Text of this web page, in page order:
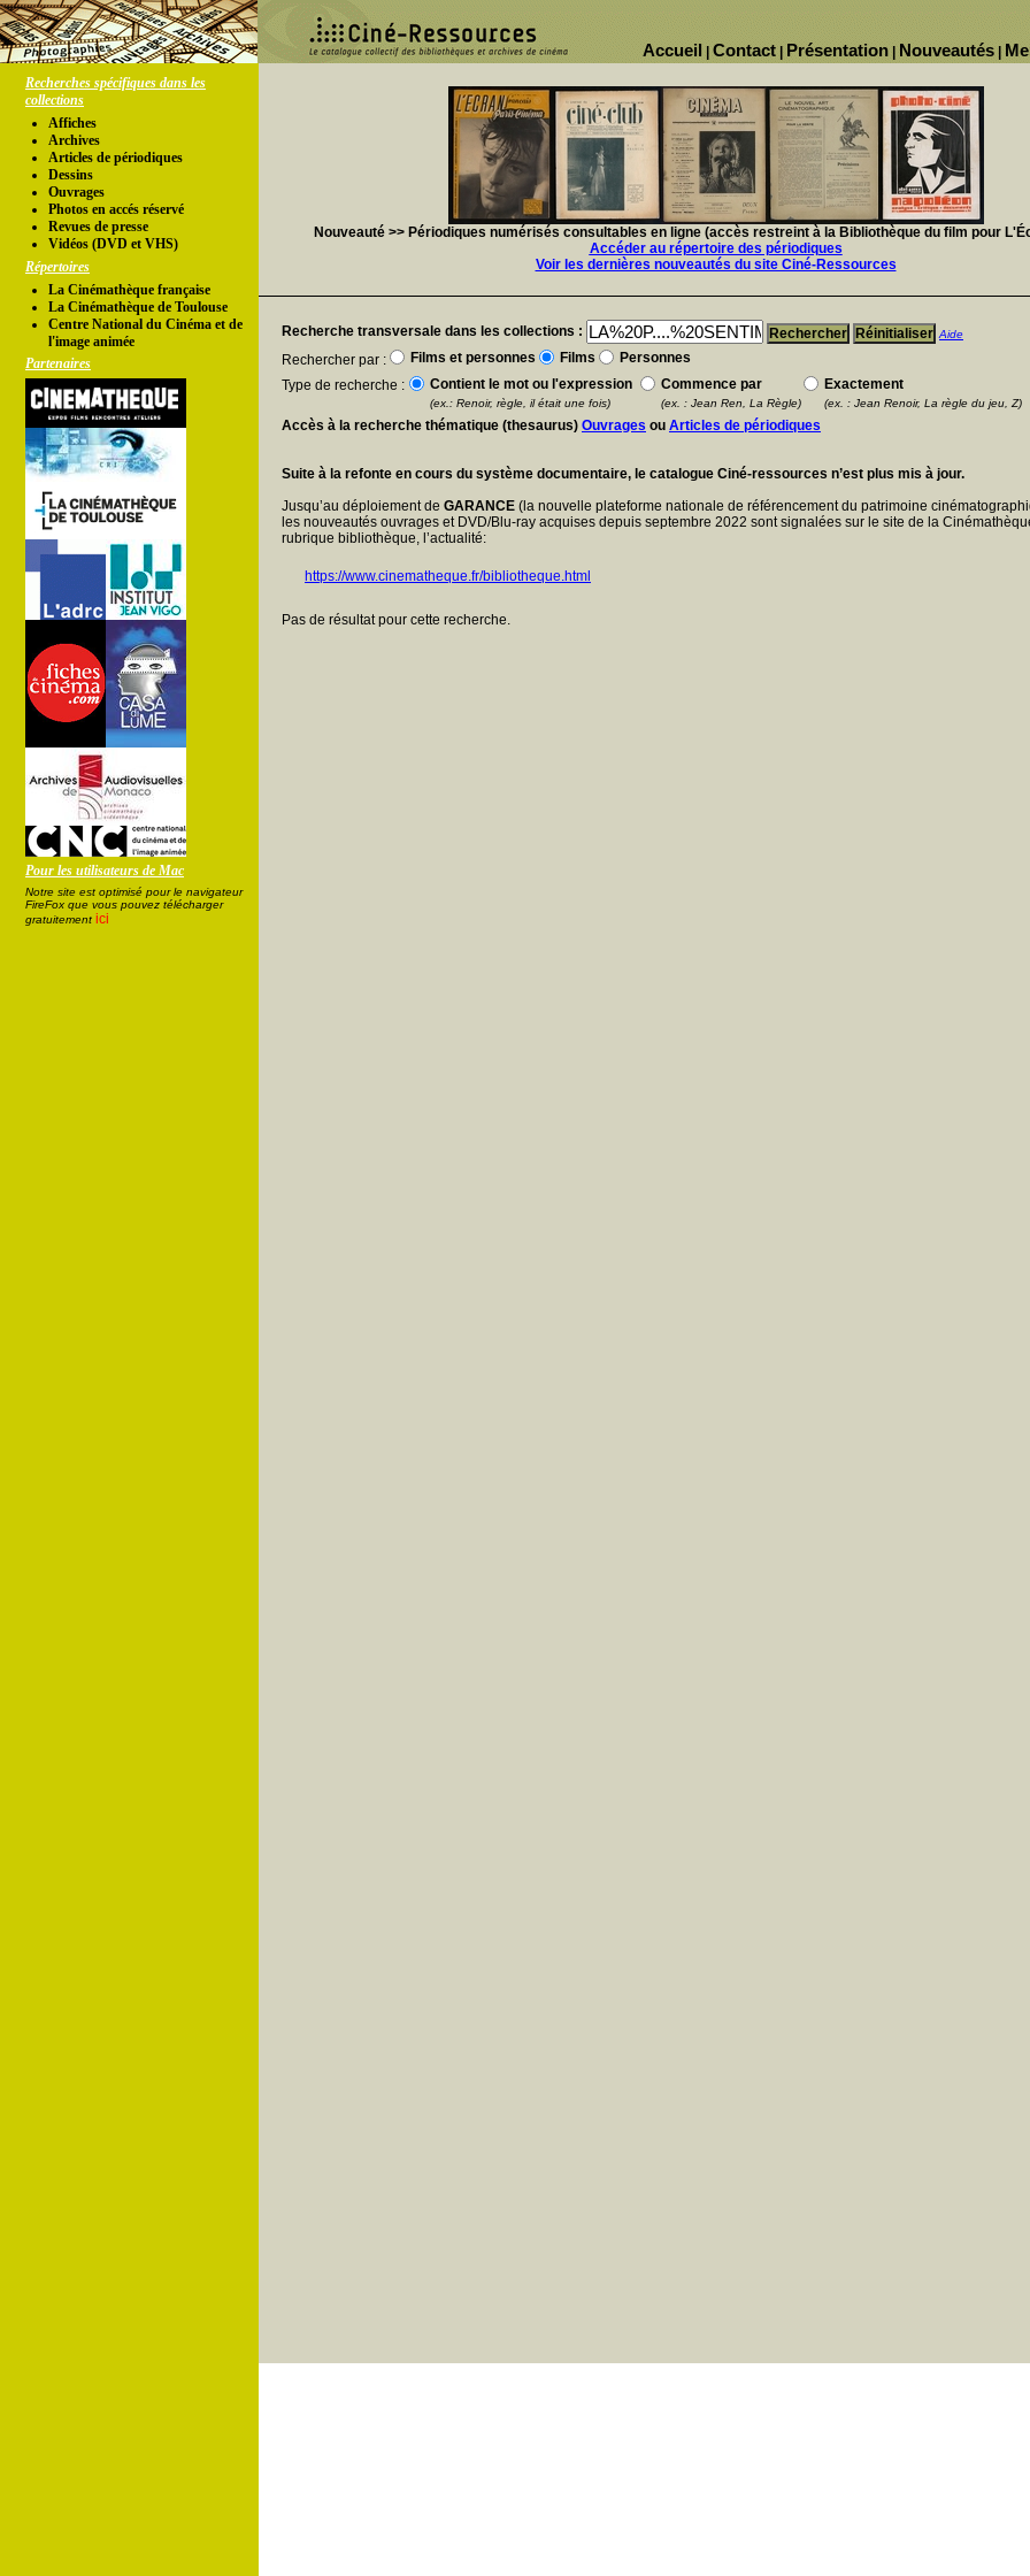
Nouveautés
Présentation
Contact
Accueil
Recherches spécifiques dans les
collections
Affiches
Archives
Articles de périodiques
Dessins
Ouvrages
Photos en accés réservé
Revues de presse
Vidéos (DVD et VHS)
Répertoires
La Cinémathèque française
La Cinémathèque de Toulouse
Centre National du Cinéma et de
l'image animée
Partenaires
Pour les utilisateurs de Mac
Notre site est optimisé pour le navigateur
FireFox que vous pouvez télécharger
gratuitement ici
Nouveauté >> Périodiques numérisés consultables en ligne (accès restreint à la Bibliothèque du film pour
Accéder au répertoire des périodiques
Voir les dernières nouveautés du site Ciné-Ressources
Recherche transversale dans les collections : Aide
Rechercher par : Films et personnes Films
Personnes
Type de recherche :
Contient le mot ou l'expression Commence par Exactement
(ex.: Renoir, règle, il était une fois) (ex. : Jean Ren, La Règle) (ex. : Jean Renoir, La règle du jeu, Z)
Accès à la recherche thématique (thesaurus) Ouvrages ou Articles de périodiques
Suite à la refonte en cours du système documentaire, le catalogue Ciné-ressources n’est plus mis à jour.
Jusqu’au déploiement de GARANCE (la nouvelle plateforme nationale de référencement du patrimoine
les nouveautés ouvrages et DVD/Blu-ray acquises depuis septembre 2022 sont signalées sur le site de la
rubrique bibliothèque, l’actualité:
https://www.cinematheque.fr/bibliotheque.html
Pas de résultat pour cette recherche.